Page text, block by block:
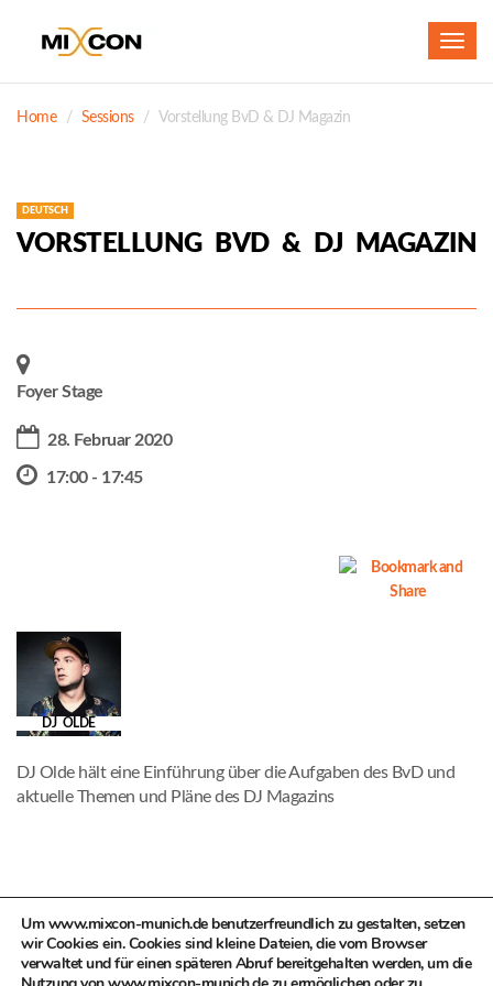
Home Sessions Vorstellung BvD & DJ Magazin
DEUTSCH
VORSTELLUNG BVD & DJ MAGAZIN
Foyer Stage
28. Februar 2020
17:00 - 17:45
DJ OLDE
DJ Olde hält eine Einführung über die Aufgaben des BvD und
aktuelle Themen und Pläne des DJ Magazins
PREV NEXT
Um www.mixcon-munich.de benutzerfreundlich zu gestalten, setzen
wir Cookies ein. Cookies sind kleine Dateien, die vom Browser
verwaltet und für einen späteren Abruf bereitgehalten werden, um die